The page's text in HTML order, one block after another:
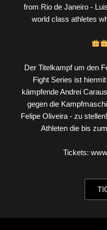
from Rio de Janeiro -
world class athletes
Der Titelkampf um den
Fight Series ist
kämpfende Andrei
gegen die
Felipe Oliveira - zu
Athleten die bis
Tickets: